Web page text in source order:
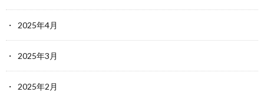
2025年4月
2025年3月
2025年2月